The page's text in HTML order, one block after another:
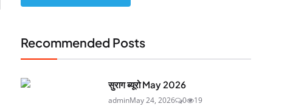
Recommended Posts
सुराग ब्यूरो May 2026
adminMay 24, 2026 0 19